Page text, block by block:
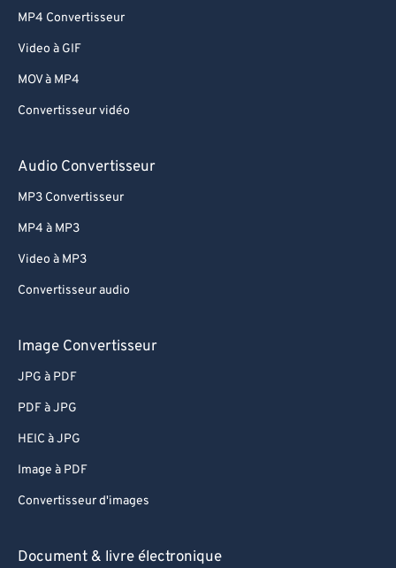
MP4 Convertisseur
Video à GIF
MOV à MP4
Convertisseur vidéo
Audio Convertisseur
MP3 Convertisseur
MP4 à MP3
Video à MP3
Convertisseur audio
Image Convertisseur
JPG à PDF
PDF à JPG
HEIC à JPG
Image à PDF
Convertisseur d'images
Document & livre électronique